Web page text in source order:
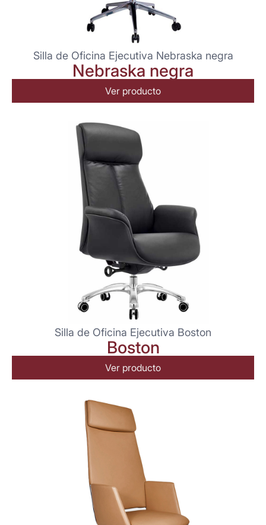
Silla de Oficina Ejecutiva Nebraska negra
Nebraska negra
Ver producto
Silla de Oficina Ejecutiva Boston
Boston
Ver producto